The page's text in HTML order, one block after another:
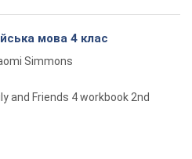
мова 4 клас
Simmons
and Friends 4 workbook 2nd